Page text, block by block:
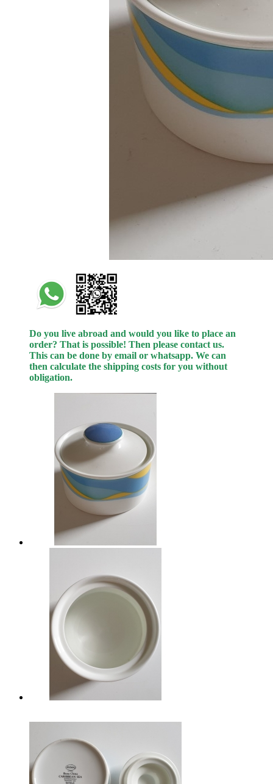
Do you live abroad and would you like to place an
order? That is possible! Then please contact us.
This can be done by email or whatsapp. We can
then calculate the shipping costs for you without
obligation.